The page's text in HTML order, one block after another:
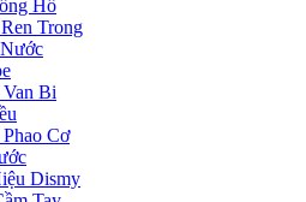
Hồ
Trong
Bi
Cơ
Dismy